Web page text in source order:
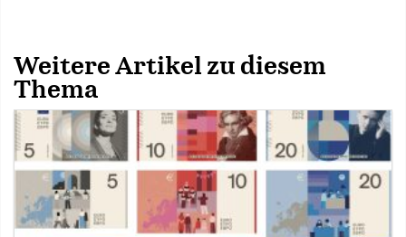
Weitere Artikel zu diesem
Thema